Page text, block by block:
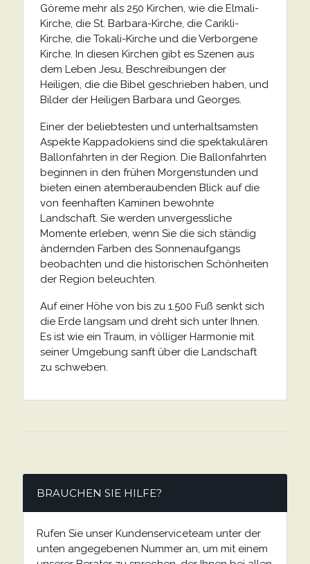
Göreme mehr als 250 Kirchen, wie die Elmali-
Kirche, die St. Barbara-Kirche, die Carikli-
Kirche, die Tokali-Kirche und die Verborgene
Kirche. In diesen Kirchen gibt es Szenen aus
dem Leben Jesu, Beschreibungen der
Heiligen, die die Bibel geschrieben haben, und
Bilder der Heiligen Barbara und Georges.
Einer der beliebtesten und unterhaltsamsten
Aspekte Kappadokiens sind die spektakulären
Ballonfahrten in der Region. Die Ballonfahrten
beginnen in den frühen Morgenstunden und
bieten einen atemberaubenden Blick auf die
von feenhaften Kaminen bewohnte
Landschaft. Sie werden unvergessliche
Momente erleben, wenn Sie die sich ständig
ändernden Farben des Sonnenaufgangs
beobachten und die historischen Schönheiten
der Region beleuchten.
Auf einer Höhe von bis zu 1.500 Fuß senkt sich
die Erde langsam und dreht sich unter Ihnen.
Es ist wie ein Traum, in völliger Harmonie mit
seiner Umgebung sanft über die Landschaft
zu schweben.
BRAUCHEN SIE HILFE?
Rufen Sie unser Kundenserviceteam unter der
unten angegebenen Nummer an, um mit einem